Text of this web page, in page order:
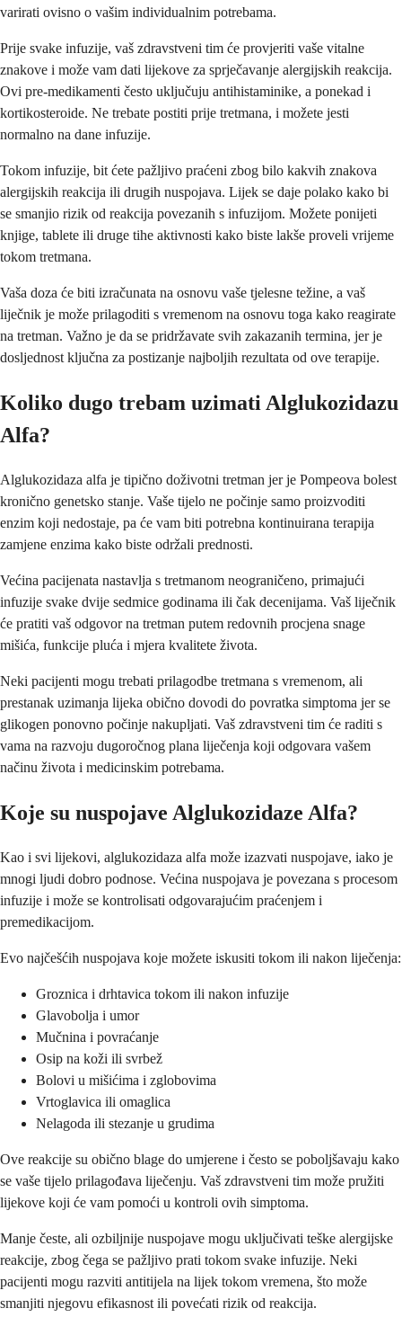
varirati ovisno o vašim individualnim potrebama.
Prije svake infuzije, vaš zdravstveni tim će provjeriti vaše vitalne
znakove i može vam dati lijekove za sprječavanje alergijskih reakcija.
Ovi pre-medikamenti često uključuju antihistaminike, a ponekad i
kortikosteroide. Ne trebate postiti prije tretmana, i možete jesti
normalno na dane infuzije.
Tokom infuzije, bit ćete pažljivo praćeni zbog bilo kakvih znakova
alergijskih reakcija ili drugih nuspojava. Lijek se daje polako kako bi
se smanjio rizik od reakcija povezanih s infuzijom. Možete ponijeti
knjige, tablete ili druge tihe aktivnosti kako biste lakše proveli vrijeme
tokom tretmana.
Vaša doza će biti izračunata na osnovu vaše tjelesne težine, a vaš
liječnik je može prilagoditi s vremenom na osnovu toga kako reagirate
na tretman. Važno je da se pridržavate svih zakazanih termina, jer je
dosljednost ključna za postizanje najboljih rezultata od ove terapije.
Koliko dugo trebam uzimati Alglukozidazu
Alfa?
Alglukozidaza alfa je tipično doživotni tretman jer je Pompeova bolest
kronično genetsko stanje. Vaše tijelo ne počinje samo proizvoditi
enzim koji nedostaje, pa će vam biti potrebna kontinuirana terapija
zamjene enzima kako biste održali prednosti.
Većina pacijenata nastavlja s tretmanom neograničeno, primajući
infuzije svake dvije sedmice godinama ili čak decenijama. Vaš liječnik
će pratiti vaš odgovor na tretman putem redovnih procjena snage
mišića, funkcije pluća i mjera kvalitete života.
Neki pacijenti mogu trebati prilagodbe tretmana s vremenom, ali
prestanak uzimanja lijeka obično dovodi do povratka simptoma jer se
glikogen ponovno počinje nakupljati. Vaš zdravstveni tim će raditi s
vama na razvoju dugoročnog plana liječenja koji odgovara vašem
načinu života i medicinskim potrebama.
Koje su nuspojave Alglukozidaze Alfa?
Kao i svi lijekovi, alglukozidaza alfa može izazvati nuspojave, iako je
mnogi ljudi dobro podnose. Većina nuspojava je povezana s procesom
infuzije i može se kontrolisati odgovarajućim praćenjem i
premedikacijom.
Evo najčešćih nuspojava koje možete iskusiti tokom ili nakon liječenja:
Groznica i drhtavica tokom ili nakon infuzije
Glavobolja i umor
Mučnina i povraćanje
Osip na koži ili svrbež
Bolovi u mišićima i zglobovima
Vrtoglavica ili omaglica
Nelagoda ili stezanje u grudima
Ove reakcije su obično blage do umjerene i često se poboljšavaju kako
se vaše tijelo prilagođava liječenju. Vaš zdravstveni tim može pružiti
lijekove koji će vam pomoći u kontroli ovih simptoma.
Manje česte, ali ozbiljnije nuspojave mogu uključivati teške alergijske
reakcije, zbog čega se pažljivo prati tokom svake infuzije. Neki
pacijenti mogu razviti antitijela na lijek tokom vremena, što može
smanjiti njegovu efikasnost ili povećati rizik od reakcija.